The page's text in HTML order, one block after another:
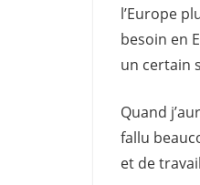
l’Europe
besoin en
un certain
Quand
fallu
et de